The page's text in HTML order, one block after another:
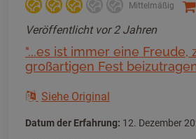
Mittelmäßig
Veröffentlicht vor 2 Jahren
"...es ist immer eine Freude,
großartigen Fest
Siehe Original
Datum der Erfahrung: 12. Dezember